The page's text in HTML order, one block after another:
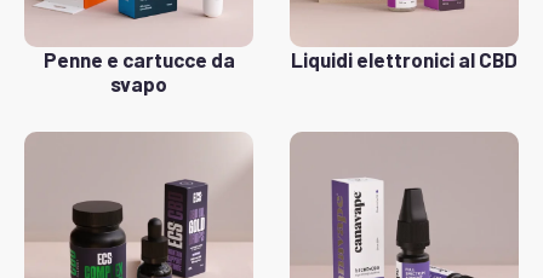
Penne e cartucce da
svapo
Liquidi elettronici al CBD